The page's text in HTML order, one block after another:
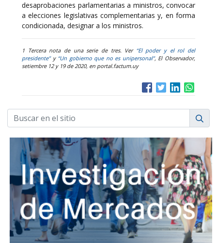
desaprobaciones parlamentarias a ministros, convocar
a elecciones legislativas complementarias y, en forma
condicionada, designar a los ministros.
1 Tercera nota de una serie de tres. Ver “El poder y el rol del
presidente” y “Un gobierno que no es unipersonal”, El Observador,
setiembre 12 y 19 de 2020, en portal.factum.uy